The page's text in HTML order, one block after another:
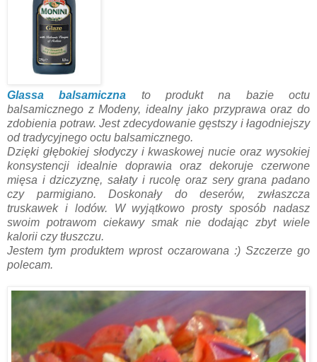
Glassa balsamiczna to produkt na bazie octu
balsamicznego z Modeny, idealny jako przyprawa oraz do
zdobienia potraw. Jest zdecydowanie gęstszy i łagodniejszy
od tradycyjnego octu balsamicznego.
Dzięki głębokiej słodyczy i kwaskowej nucie oraz wysokiej
konsystencji idealnie doprawia oraz dekoruje czerwone
mięsa i dziczyznę, sałaty i rucolę oraz sery grana padano
czy parmigiano. Doskonały do deserów, zwłaszcza
truskawek i lodów. W wyjątkowo prosty sposób nadasz
swoim potrawom ciekawy smak nie dodając zbyt wiele
kalorii czy tłuszczu.
Jestem tym produktem wprost oczarowana :) Szczerze go
polecam.